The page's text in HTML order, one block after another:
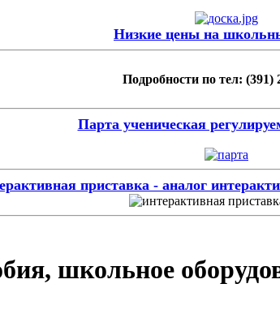
Низкие цены на
Подробности по тел: (391)
Парта ученическая
приставка - аналог
школьное